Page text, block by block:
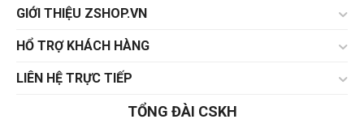
GIỚI THIỆU ZSHOP.VN
HỔ TRỢ KHÁCH HÀNG
LIÊN HỆ TRỰC TIẾP
TỔNG ĐÀI CSKH